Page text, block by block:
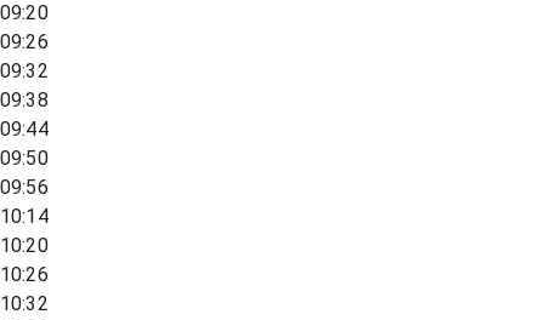
09:20
09:26
09:32
09:38
09:44
09:50
09:56
10:14
10:20
10:26
10:32